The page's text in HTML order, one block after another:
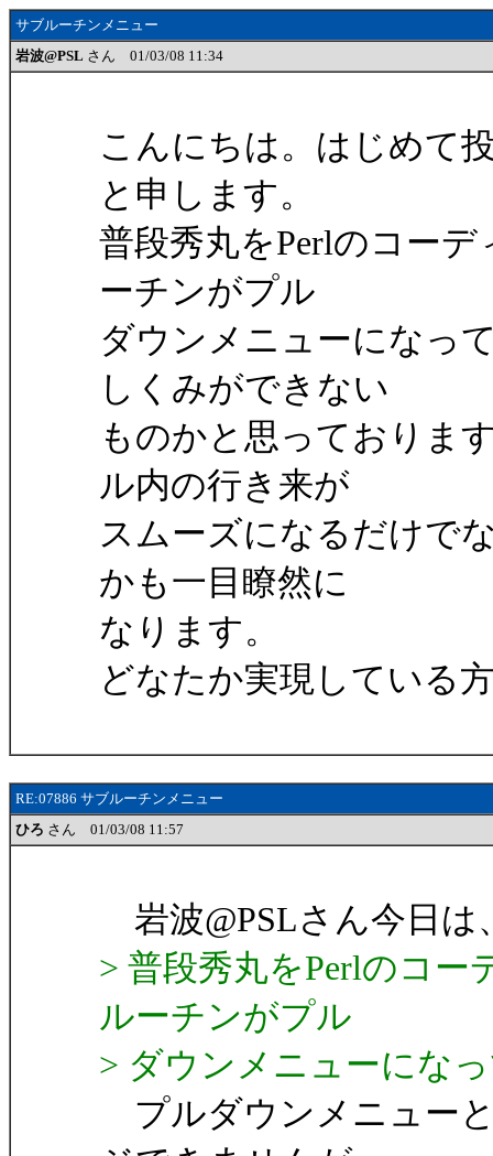
サブルーチンメニュー
岩波@PSL さん 01/03/08 11:34
こんにちは。はじめて
と申します。
普段秀丸をPerlのコー
ーチンがプル
ダウンメニューになっ
しくみができない
ものかと思っておりま
ル内の行き来が
スムーズになるだけで
かも一目瞭然に
なります。
どなたか実現している
RE:07886 サブルーチンメニュー
ひろ さん 01/03/08 11:57
岩波@PSLさん今日は
> 普段秀丸をPerlのコ
ルーチンがプル
> ダウンメニューにな
プルダウンメニュー